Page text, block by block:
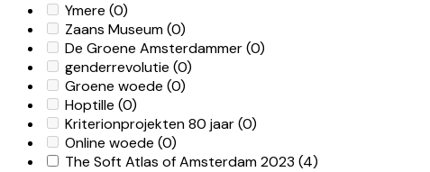
Ymere (0)
Zaans Museum(0)
De Groene Amsterdammer(0)
genderrevolutie (0)
Groene woede (0)
Hoptille (0)
Kriterionprojekten 80 jaar(0)
Online woede (0)
The Soft Atlas of Amsterdam 2023 (4)